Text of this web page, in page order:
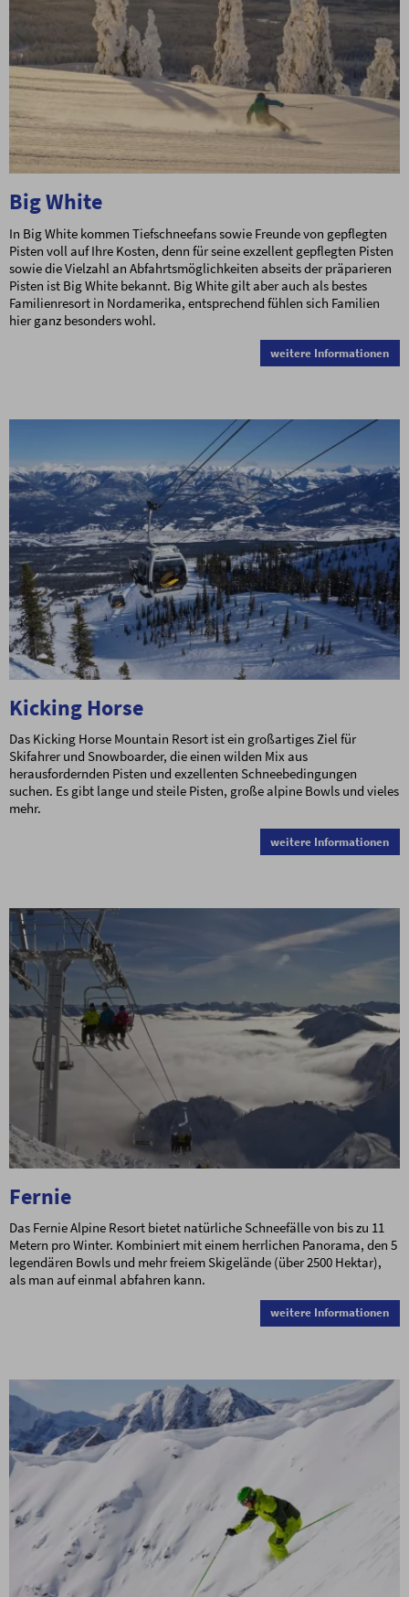
Big White
In Big White kommen Tiefschneefans sowie Freunde von gepflegten
Pisten voll auf Ihre Kosten, denn für seine exzellent gepflegten Pisten
sowie die Vielzahl an Abfahrtsmöglichkeiten abseits der präparieren
Pisten ist Big White bekannt. Big White gilt aber auch als bestes
Familienresort in Nordamerika, entsprechend fühlen sich Familien
hier ganz besonders wohl.
weitere Informationen
Kicking Horse
Das Kicking Horse Mountain Resort ist ein großartiges Ziel für
Skifahrer und Snowboarder, die einen wilden Mix aus
herausfordernden Pisten und exzellenten Schneebedingungen
suchen. Es gibt lange und steile Pisten, große alpine Bowls und vieles
mehr.
weitere Informationen
Fernie
Das Fernie Alpine Resort bietet natürliche Schneefälle von bis zu 11
Metern pro Winter. Kombiniert mit einem herrlichen Panorama, den 5
legendären Bowls und mehr freiem Skigelände (über 2500 Hektar),
als man auf einmal abfahren kann.
weitere Informationen